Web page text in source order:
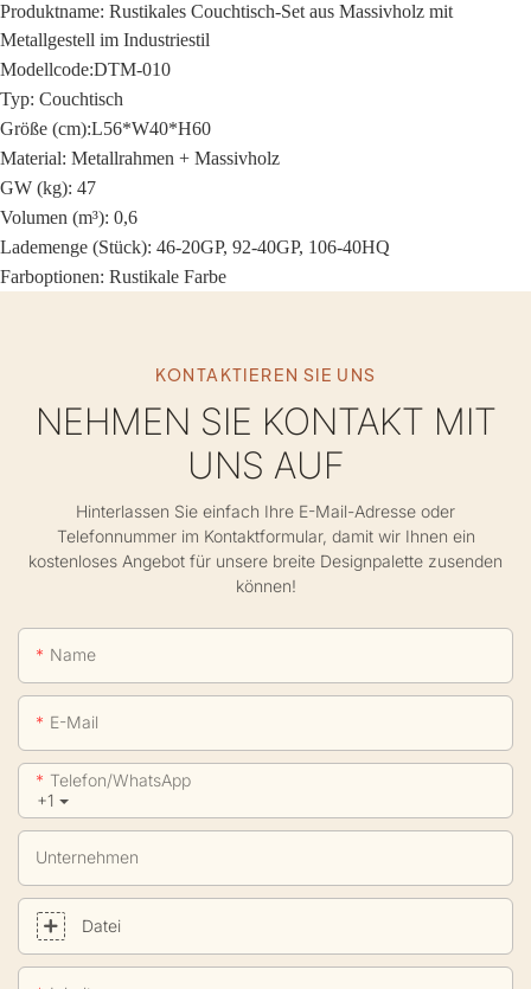
Produktname: Rustikales Couchtisch-Set aus Massivholz mit
Metallgestell im Industriestil
Modellcode:DTM-010
Typ: Couchtisch
Größe (cm):L56*W40*H60
Material: Metallrahmen + Massivholz
GW (kg): 47
Volumen (m³): 0,6
Lademenge (Stück): 46-20GP, 92-40GP, 106-40HQ
Farboptionen: Rustikale Farbe
KONTAKTIEREN SIE UNS
NEHMEN SIE KONTAKT MIT
UNS AUF
Hinterlassen Sie einfach Ihre E-Mail-Adresse oder
Telefonnummer im Kontaktformular, damit wir Ihnen ein
kostenloses Angebot für unsere breite Designpalette zusenden
können!
Name
E-Mail
+1
Telefon/WhatsApp
Unternehmen
Datei